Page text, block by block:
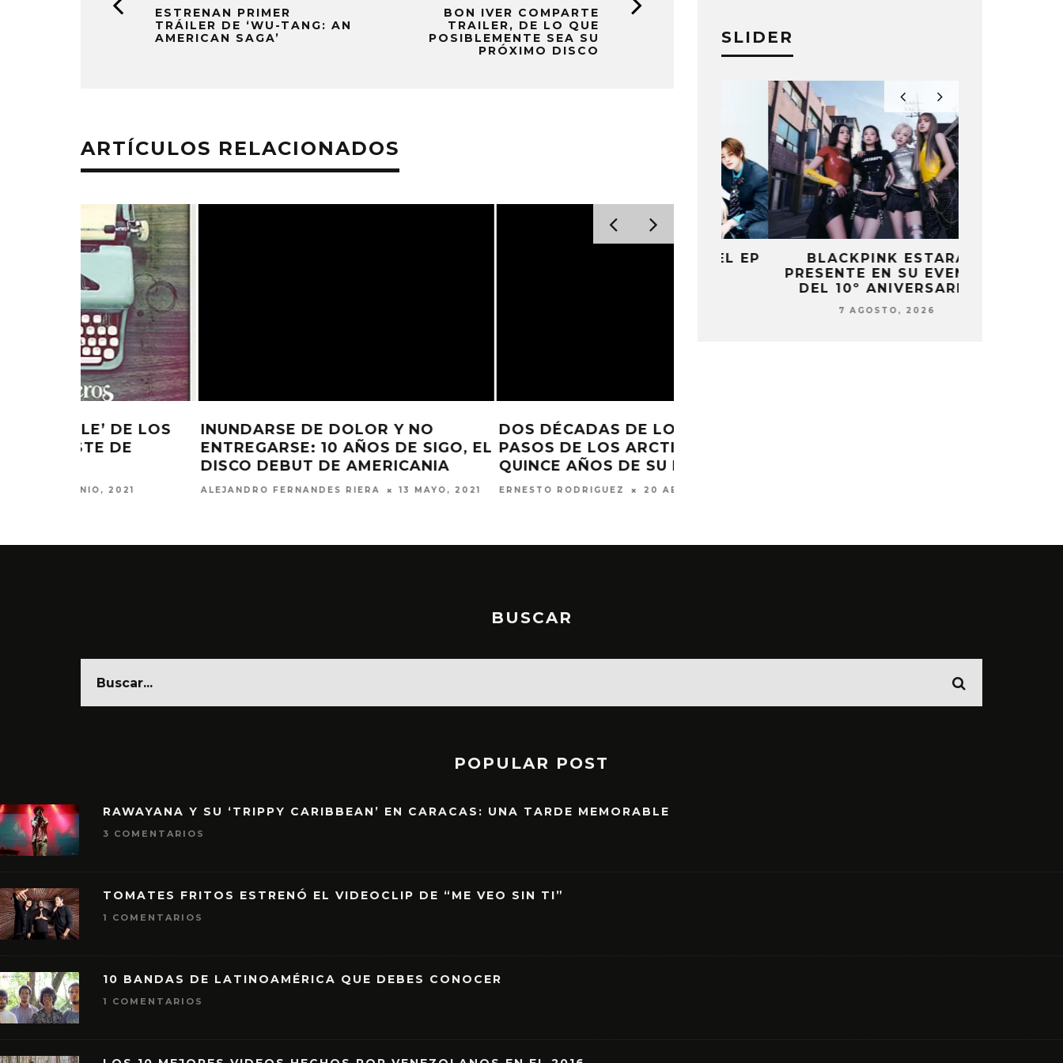
ESTRENAN PRIMER
TRÁILER DE ‘WU-TANG: AN
AMERICAN SAGA’
BON IVER COMPARTE
TRAILER, DE LO QUE
POSIBLEMENTE SEA SU
PRÓXIMO DISCO
ARTÍCULOS RELACIONADOS
INUNDARSE DE DOLOR Y NO
ENTREGARSE: 10 AÑOS DE SIGO, EL
DISCO DEBUT DE AMERICANIA
ALEJANDRO FERNANDES RIERA 13 MAYO, 2021
DOS DÉCADAS DE LOS PRIMEROS
PASOS DE LOS ARCTIC MONKEYS,
QUINCE AÑOS DE SU PRIMER DISCO
ERNESTO RODRIGUEZ 20 ABRIL, 2021
SLIDER
MONET IN BLUE EXPLORA LA
FRAGILIDAD DEL TIEMPO
CON ‘ALONSO’
7 AGOSTO, 2026
BLACKPINK ESTARÁ
PRESENTE EN SU EVENTO
DEL 10º ANIVERSARIO
7 AGOSTO, 2026
BUSCAR
POPULAR POST
RAWAYANA Y SU ‘TRIPPY CARIBBEAN’ EN CARACAS: UNA TARDE MEMORABLE
3 COMENTARIOS
TOMATES FRITOS ESTRENÓ EL VIDEOCLIP DE “ME VEO SIN TI”
1 COMENTARIOS
10 BANDAS DE LATINOAMÉRICA QUE DEBES CONOCER
1 COMENTARIOS